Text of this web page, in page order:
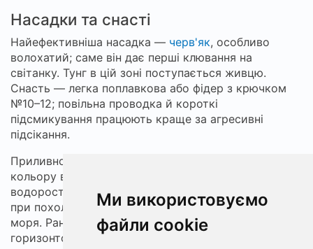
Ми використовуємо
файли cookie
Насадки та снасті
Найефективніша насадка — черв'як, особливо
волохатий; саме він дає перші клювання на
світанку. Тунг в цій зоні поступається живцю.
Снасть — легка поплавкова або фідер з крючком
№10–12; повільна проводка й короткі
підсмикування працюють краще за агресивні
підсікання.
Приливно‑сезонні коридори читаються по зміні
кольору води, напрямку струменя та смугах
водоростей: кефаль зміщується до теплих берегів
при похолодженні поверхні, заходячи в лиман із
моря. Ранкові вікна тривають до появи сонця над
горизонтом, іноді повторюються ввечері.